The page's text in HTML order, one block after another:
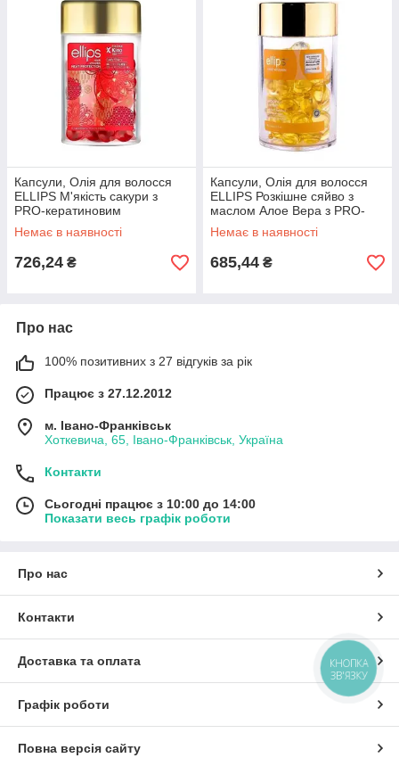
Капсули, Олія для волосся
ELLIPS М'якість сакури з
PRO-кератиновим
комплексом 50х1ml 28325
Немає в наявності
726,24 ₴
Капсули, Олія для волосся
ELLIPS Розкішне сяйво з
маслом Алое Вера з PRO-
керат. комплексом 50х1ml
28325
Немає в наявності
685,44 ₴
Про нас
100% позитивних з 27 відгуків за рік
Працює з 27.12.2012
м. Івано-Франківськ
Хоткевича, 65, Івано-Франківськ, Україна
Контакти
Сьогодні працює з 10:00 до 14:00
Показати весь графік роботи
Про нас
Контакти
Доставка та оплата
Графік роботи
Повна версія сайту
КНОПКА
ЗВ'ЯЗКУ